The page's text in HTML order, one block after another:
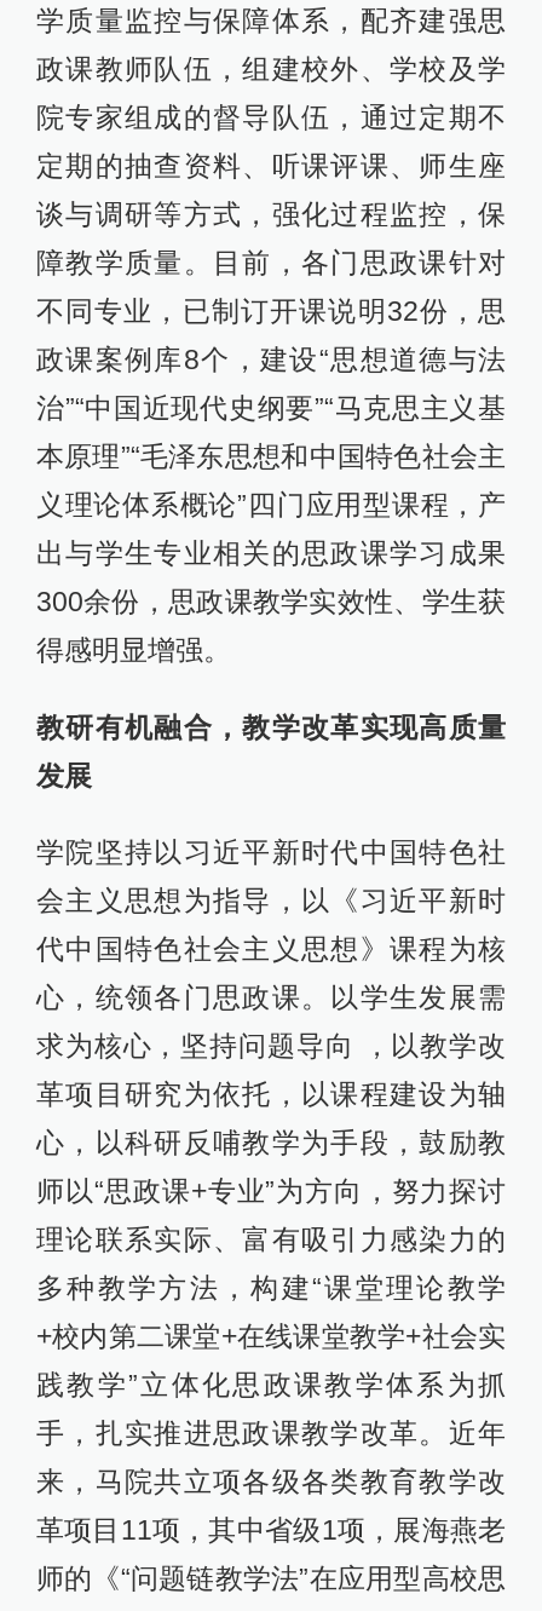
学质量监控与保障体系，配齐建强思
政课教师队伍，组建校外、学校及学
院专家组成的督导队伍，通过定期不
定期的抽查资料、听课评课、师生座
谈与调研等方式，强化过程监控，保
障教学质量。目前，各门思政课针对
不同专业，已制订开课说明32份，思
政课案例库8个，建设“思想道德与法
治”“中国近现代史纲要”“马克思主义基
本原理”“毛泽东思想和中国特色社会主
义理论体系概论”四门应用型课程，产
出与学生专业相关的思政课学习成果
300余份，思政课教学实效性、学生获
得感明显增强。
教研有机融合，教学改革实现高质量
发展
学院坚持以习近平新时代中国特色社
会主义思想为指导，以《习近平新时
代中国特色社会主义思想》课程为核
心，统领各门思政课。以学生发展需
求为核心，坚持问题导向 ，以教学改
革项目研究为依托，以课程建设为轴
心，以科研反哺教学为手段，鼓励教
师以“思政课+专业”为方向，努力探讨
理论联系实际、富有吸引力感染力的
多种教学方法，构建“课堂理论教学
+校内第二课堂+在线课堂教学+社会实
践教学”立体化思政课教学体系为抓
手，扎实推进思政课教学改革。近年
来，马院共立项各级各类教育教学改
革项目11项，其中省级1项，展海燕老
师的《“问题链教学法”在应用型高校思